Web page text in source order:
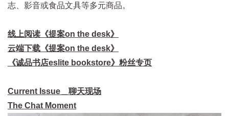
志、影音或食品文具等多元商品。
线上阅读《提案on the desk》
云端下载《提案on the desk》
《诚品书店eslite bookstore》粉丝专页
Current Issue＿聊天现场
The Chat Moment